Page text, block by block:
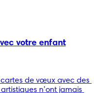
votre enfant
de vœux avec des
n’ont jamais